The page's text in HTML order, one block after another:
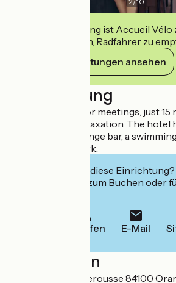
Diese Einrichtung ist Accueil
verpflichtet sich, Radfahrer zu
Ihre Verpflichtungen ansehen
Beschreibung
It is also perfect for meetings, just
Avignon, or for relaxation. The hotel
a restaurant, a lounge bar, a
and a large car park.
Interessiert Sie diese
deren Website zum Buchen oder
Anrufen E-Mail
Localisation
258, route de Caderousse 84100